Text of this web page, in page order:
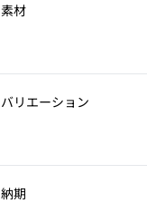
素材
バリエーション
納期